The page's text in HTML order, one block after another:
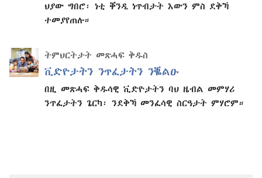
ህያው ግበሮ፡ ነቲ ቐንዲ ነጥብታት እውን ምስ ደቅኻ
ተመያየጠሉ።
ትምህርትታት መጽሓፍ ቅዱስ
ቪድዮታትን ንጥፈታትን ንቘልዑ
በዚ መጽሓፍ ቅዱሳዊ ቪድዮታትን ባህ ዜብል መምሃሪ
ንጥፈታትን ጌርካ፡ ንደቅኻ መንፈሳዊ ስርዓታት ምሃሮም።